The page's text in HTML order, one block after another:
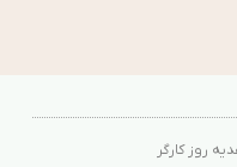
روز کارگر